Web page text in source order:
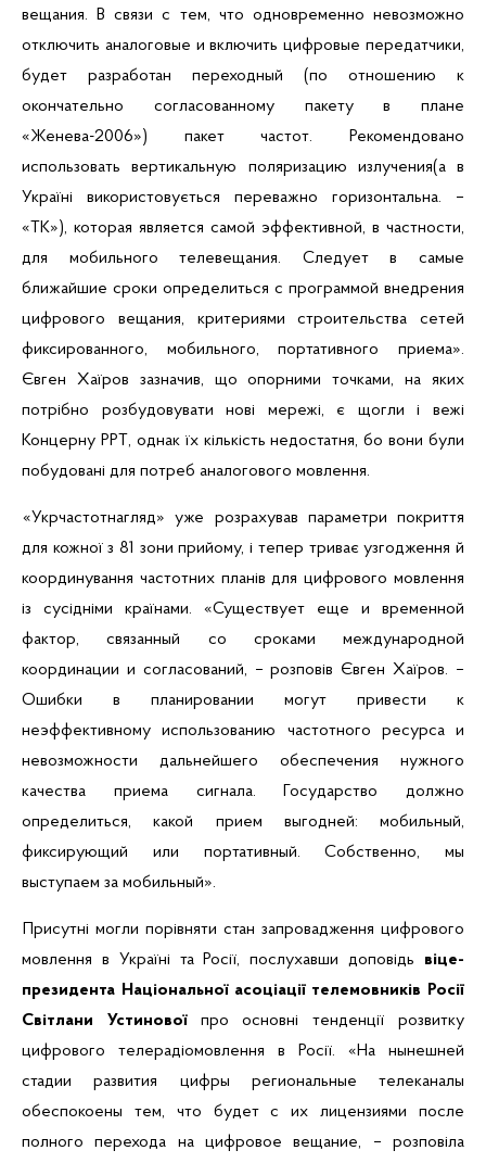
вещания. В связи с тем, что одновременно невозможно
отключить аналоговые и включить цифровые передатчики,
будет разработан переходный (по отношению к
окончательно согласованному пакету в плане
«Женева-2006») пакет частот. Рекомендовано
использовать вертикальную поляризацию излучения(а в
Україні використовується переважно горизонтальна. –
«ТК»), которая является самой эффективной, в частности,
для мобильного телевещания. Следует в самые
ближайшие сроки определиться с программой внедрения
цифрового вещания, критериями строительства сетей
фиксированного, мобильного, портативного приема».
Євген Хаїров зазначив, що опорними точками, на яких
потрібно розбудовувати нові мережі, є щогли і вежі
Концерну РРТ, однак їх кількість недостатня, бо вони були
побудовані для потреб аналогового мовлення.
«Укрчастотнагляд» уже розрахував параметри покриття
для кожної з 81 зони прийому, і тепер триває узгодження й
координування частотних планів для цифрового мовлення
із сусідніми країнами. «Существует еще и временной
фактор, связанный со сроками международной
координации и согласований, – розповів Євген Хаїров. –
Ошибки в планировании могут привести к
неэффективному использованию частотного ресурса и
невозможности дальнейшего обеспечения нужного
качества приема сигнала. Государство должно
определиться, какой прием выгодней: мобильный,
фиксирующий или портативный. Собственно, мы
выступаем за мобильный».
Присутні могли порівняти стан запровадження цифрового
мовлення в Україні та Росії, послухавши доповідь віце-
президента Національної асоціації телемовників Росії
Світлани Устиновоїпро основні тенденції розвитку
цифрового телерадіомовлення в Росії. «На нынешней
стадии развития цифры региональные телеканалы
обеспокоены тем, что будет с их лицензиями после
полного перехода на цифровое вещание, – розповіла